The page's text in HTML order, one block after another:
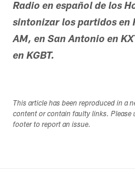
Radio en español de los
sintonizar los partidos en
AM, en San Antonio en
en KGBT.
This article has been reproduced in a
content or contain faulty links. Please
footer to report an issue.